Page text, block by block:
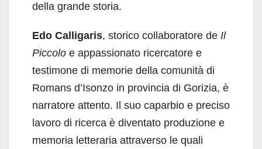
della grande storia.
Edo Calligaris, storico collaboratore de Il
Piccolo e appassionato ricercatore e
testimone di memorie della comunità di
Romans d’Isonzo in provincia di Gorizia, è
narratore attento. Il suo caparbio e preciso
lavoro di ricerca è diventato produzione e
memoria letteraria attraverso le quali